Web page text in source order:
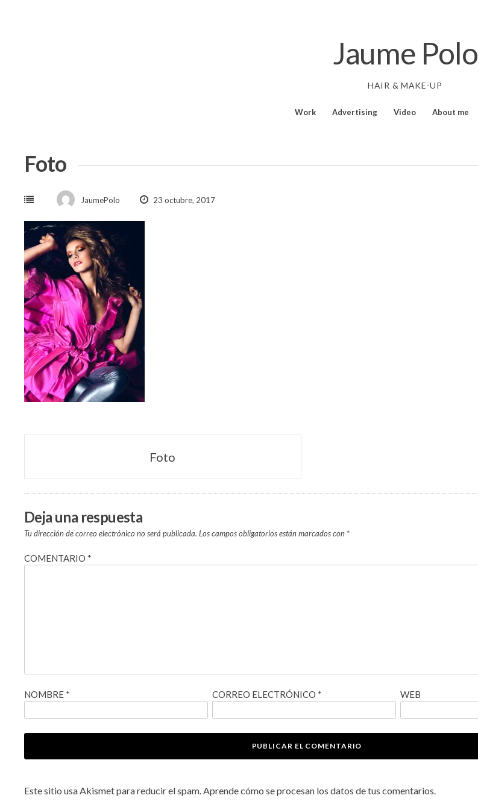
Jaume Polo
HAIR & MAKE-UP
Work Advertising Video About me
Foto
JaumePolo 23 octubre, 2017
de
entradas
Foto
Deja una respuesta
Tu dirección de correo electrónico no será publicada. Los campos obligatorios están marcados con *
COMENTARIO *
NOMBRE * CORREO ELECTRÓNICO * WEB
Este sitio usa Akismet para reducir el spam. Aprende cómo se procesan los datos de tus comentarios.